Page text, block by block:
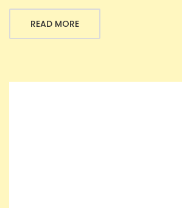
READ MORE